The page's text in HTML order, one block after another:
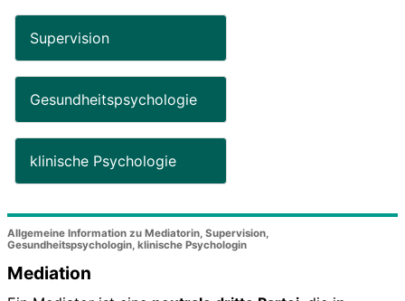
Supervision
Gesundheitspsychologie
klinische Psychologie
Allgemeine Information zu Mediatorin, Supervision,
Gesundheitspsychologin, klinische Psychologin
Mediation